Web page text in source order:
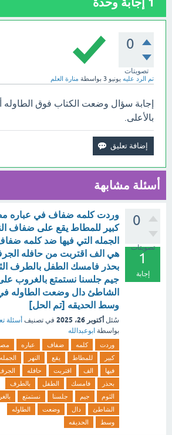
0
تصويتات
تم الرد عليه يونيو 3 بواسطة منارة العلم
إجابة سؤال وضعت الكتاب فوق الطاوله
بالأعلى.
أسئلة مشابهة
0
تصويتات
1
إجابة
وردت كلمه ضفاف في عباره
كبير للمطاط يقع على ضفاف
الجمله التي فيها ضد كلمه
هي الف اقتربت من حافله
بحذر فامسك الطفل بالطرف
جيم جلسنا نستمتع بالغروب
الشاطئ دال وضعت الطاوله
وسط الحديقه [تم الحل]
سُئل أكتوبر 26، 2025 في تصنيف أسئلة
بواسطة ابوعبدالله
وردت كلمه ضفاف عباره
كبير
للمطاط يقع النهر
الجمله
فيها
الف اقتربت حافله
بحذر
فامسك الطفل
بالطرف
الثوم
جيم جلسنا نستمتع
الشاطئ
دال وضعت
الطاوله
وسط
الحديقه